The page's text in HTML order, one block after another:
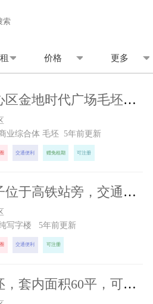
价格 更多
中心区金地时代广场毛坯办公出租20元/㎡·月，带中央空调
业综合体 毛坯 5年前更新
交通便利 赠免租期 可注册
房子位于高铁站旁，交通方便，环境很好！
写字楼 5年前更新
交通便利 可注册
毛坯，套内面积60平，可办公